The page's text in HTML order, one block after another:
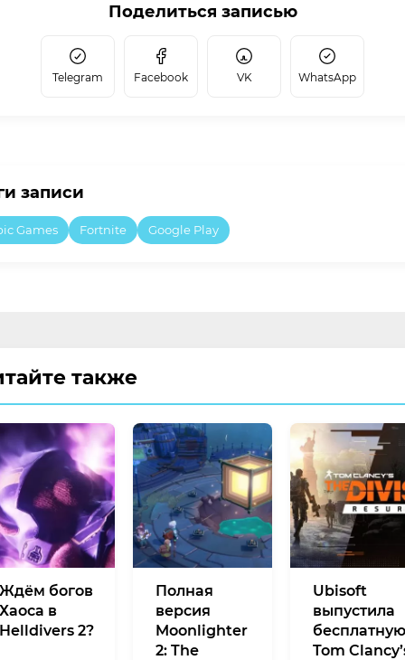
Поделиться записью
Telegram Facebook VK WhatsApp
записи
Games Fortnite Google Play
также
Ждём богов
Хаоса в
Helldivers 2?
Полная
версия
Moonlighter
2: The
Ubisoft
выпустила
бесплатную
Tom